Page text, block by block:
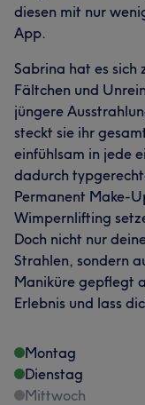
diesen mit nur
App.
Sabrina hat es sich
Fältchen und
jüngere
steckt sie ihr
einfühlsam in jede
dadurch
Permanent Make-
Wimpernlifting
Doch nicht nur
Strahlen, sondern
Maniküre gepflegt
Erlebnis und lass
Montag
Dienstag
Mittwoch